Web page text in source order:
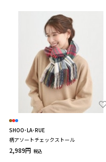
SHOO･LA･RUE
柄アソートチェックストール
2,989円 税込